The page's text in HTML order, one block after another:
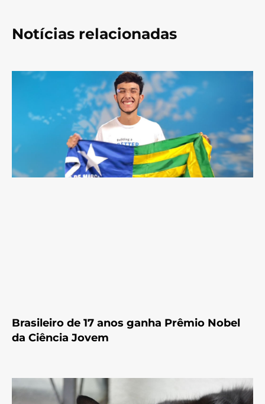
Notícias relacionadas
Brasileiro de 17 anos ganha Prêmio Nobel
da Ciência Jovem